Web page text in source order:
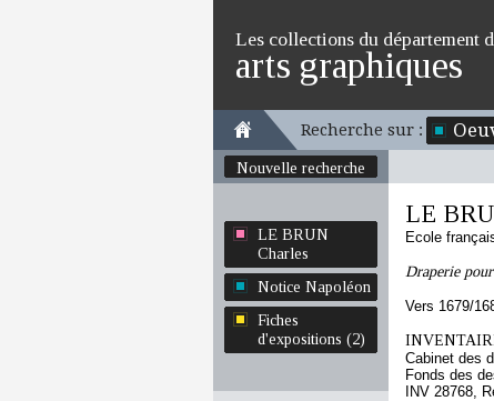
Les collections du département
arts graphiques
Recherche sur :
Nouvelle recherche
LE BRUN
Charles
Notice Napoléon
Fiches
d'expositions (2)
LE
Ecole
Draperie
Vers 1679/
Cabinet des
Fonds des
INV 28768,